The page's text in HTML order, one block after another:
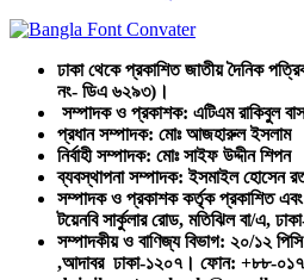
ঢাকা থেকে প্রকাশিত জাতীয় দৈনিক
নং- ডিএ ৬২৯৩)।
সম্পাদক ও প্রকাশক: এটিএম রাকিবুল
প্রধান সম্পাদক: মোঃ আজহারুল ইসলাম
নির্বাহী সম্পাদক: মোঃ সাইফ উদ্দীন শিপন
ব্যবস্থাপনা সম্পাদক: ইসমাইল হোসেন
সম্পাদক ও প্রকাশক কর্তৃক প্রকাশিত এবং
টয়েনবি সার্কুলার রোড, মতিঝিল বা/এ,
সম্পাদকীয় ও বাণিজ্য বিভাগ: ২০/১২
,আদাবর ঢাকা-১২০৭। ফোন: +৮৮-